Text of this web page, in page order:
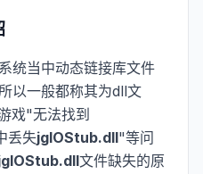
统当中动态链接库文件
以一般都称其为dll文
戏"无法找到
丢失jgIOStub.dll"等问
文件缺失的原